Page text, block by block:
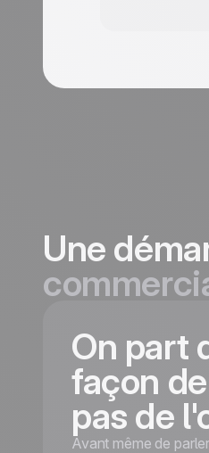
Une
On part
façon
pas de
Avant même de